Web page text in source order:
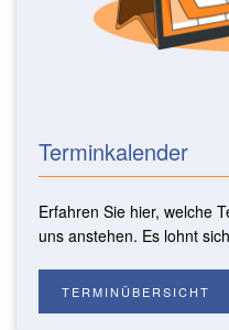
Terminkalender
Erfahren Sie hier, welche
uns anstehen. Es lohnt
TERMINÜBERSICHT